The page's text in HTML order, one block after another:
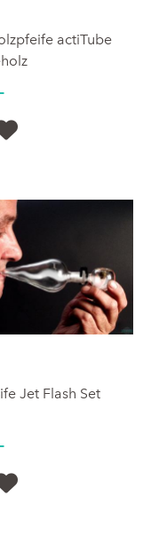
actiTube
Jet Flash Set